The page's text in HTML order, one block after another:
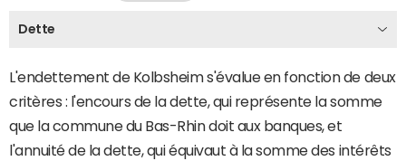
Dette
L'endettement de Kolbsheim s'évalue en fonction de deux
critères : l'encours de la dette, qui représente la somme
que la commune du Bas-Rhin doit aux banques, et
l'annuité de la dette, qui équivaut à la somme des intérêts